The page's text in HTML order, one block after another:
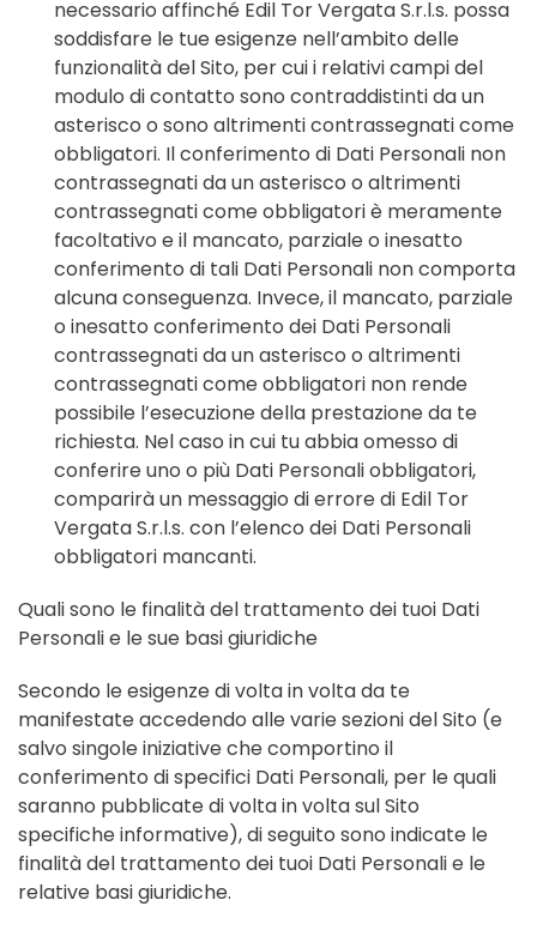
necessario affinché Edil Tor Vergata S.r.l.s. possa
soddisfare le tue esigenze nell’ambito delle
funzionalità del Sito, per cui i relativi campi del
modulo di contatto sono contraddistinti da un
asterisco o sono altrimenti contrassegnati come
obbligatori. Il conferimento di Dati Personali non
contrassegnati da un asterisco o altrimenti
contrassegnati come obbligatori è meramente
facoltativo e il mancato, parziale o inesatto
conferimento di tali Dati Personali non comporta
alcuna conseguenza. Invece, il mancato, parziale
o inesatto conferimento dei Dati Personali
contrassegnati da un asterisco o altrimenti
contrassegnati come obbligatori non rende
possibile l’esecuzione della prestazione da te
richiesta. Nel caso in cui tu abbia omesso di
conferire uno o più Dati Personali obbligatori,
comparirà un messaggio di errore di Edil Tor
Vergata S.r.l.s. con l’elenco dei Dati Personali
obbligatori mancanti.
Quali sono le finalità del trattamento dei tuoi Dati
Personali e le sue basi giuridiche
Secondo le esigenze di volta in volta da te
manifestate accedendo alle varie sezioni del Sito (e
salvo singole iniziative che comportino il
conferimento di specifici Dati Personali, per le quali
saranno pubblicate di volta in volta sul Sito
specifiche informative), di seguito sono indicate le
finalità del trattamento dei tuoi Dati Personali e le
relative basi giuridiche.